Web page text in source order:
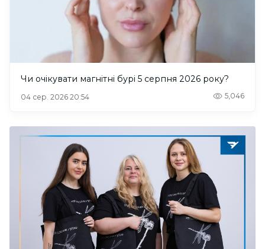
Чи очікувати магнітні бурі 5 серпня 2026 року?
04 сер. 2026 20:54 5,046